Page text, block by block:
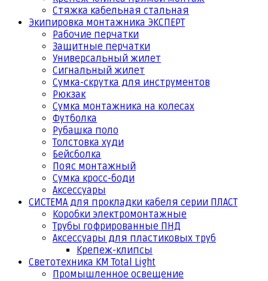
Стяжка кабельная стальная
Экипировка монтажника ЭКСПЕРТ
Рабочие перчатки
Защитные перчатки
Универсальный жилет
Сигнальный жилет
Сумка-скрутка для инструментов
Рюкзак
Сумка монтажника на колесах
Футболка
Рубашка поло
Толстовка худи
Бейсболка
Пояс монтажный
Сумка кросс-боди
Аксессуары
СИСТЕМА для прокладки кабеля серии ПЛАСТ
Коробки электромонтажные
Трубы гофрированные ПНД
Аксессуары для пластиковых труб
Крепеж-клипсы
Светотехника КМ Total Light
Промышленное освещение